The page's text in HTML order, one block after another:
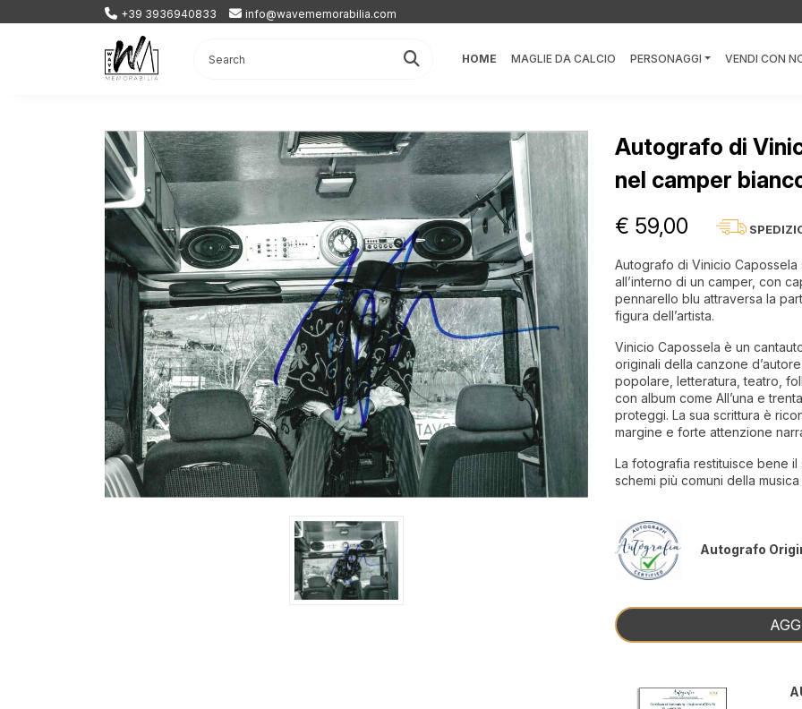
+39 3936940833 info@wavememorabilia.com
HOME MAGLIE DA CALCIO PERSONAGGI VENDI CON
Autografo di
nel camper
€ 59,00
Autografo di Vinicio
all’interno di un camper, con
pennarello blu attraversa la
figura dell’artista.
Vinicio Capossela è un
originali della canzone
popolare, letteratura, teatro,
con album come All’una e
proteggi. La sua scrittura è
margine e forte attenzione
La fotografia restituisce bene
schemi più comuni della musica
Autografo